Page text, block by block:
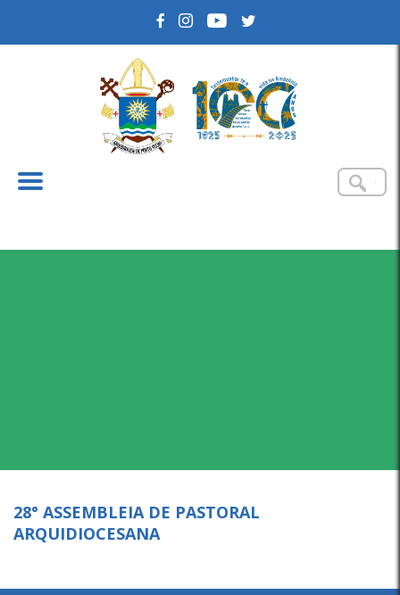
28° ASSEMBLEIA DE PASTORAL
ARQUIDIOCESANA